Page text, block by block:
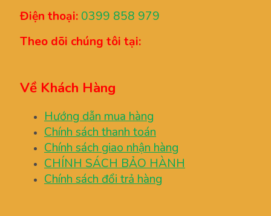
Điện thoại: 0399 858 979
Theo dõi chúng tôi tại:
Về Khách Hàng
Hướng dẫn mua hàng
Chính sách thanh toán
Chính sách giao nhận hàng
CHÍNH SÁCH BẢO HÀNH
Chính sách đổi trả hàng